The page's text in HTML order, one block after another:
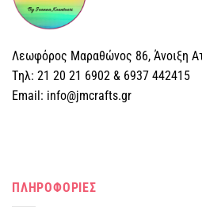
Λεωφόρος Μαραθώνος 86, Άνοιξη
Tηλ: 21 20 21 6902 & 6937 442415
Email: info@jmcrafts.gr
ΠΛΗΡΟΦΟΡΙΕΣ